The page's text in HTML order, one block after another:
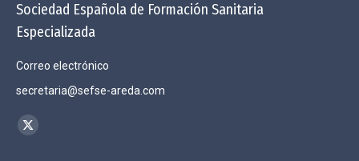
Sociedad Española de Formación Sanitaria
Especializada
Correo electrónico
secretaria@sefse-areda.com
Encuéntranos en:
X